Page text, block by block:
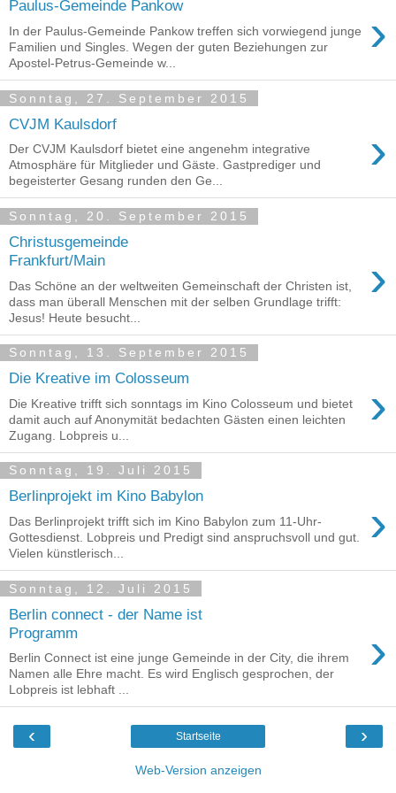
Paulus-Gemeinde Pankow ›
In der Paulus-Gemeinde Pankow treffen sich vorwiegend junge
Familien und Singles. Wegen der guten Beziehungen zur
Apostel-Petrus-Gemeinde w...
Sonntag, 27. September 2015
CVJM Kaulsdorf ›
Der CVJM Kaulsdorf bietet eine angenehm integrative
Atmosphäre für Mitglieder und Gäste. Gastprediger und
begeisterter Gesang runden den Ge...
Sonntag, 20. September 2015
Christusgemeinde
Frankfurt/Main
›
Das Schöne an der weltweiten Gemeinschaft der Christen ist,
dass man überall Menschen mit der selben Grundlage trifft:
Jesus! Heute besucht...
Sonntag, 13. September 2015
Die Kreative im Colosseum ›
Die Kreative trifft sich sonntags im Kino Colosseum und bietet
damit auch auf Anonymität bedachten Gästen einen leichten
Zugang. Lobpreis u...
Sonntag, 19. Juli 2015
Berlinprojekt im Kino Babylon ›
Das Berlinprojekt trifft sich im Kino Babylon zum 11-Uhr-
Gottesdienst. Lobpreis und Predigt sind anspruchsvoll und gut.
Vielen künstlerisch...
Sonntag, 12. Juli 2015
Berlin connect - der Name ist
Programm
›
Berlin Connect ist eine junge Gemeinde in der City, die ihrem
Namen alle Ehre macht. Es wird Englisch gesprochen, der
Lobpreis ist lebhaft ...
‹ ›
Startseite
Web-Version anzeigen